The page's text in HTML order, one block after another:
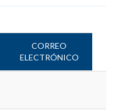
CORREO
ELECTRÓNICO